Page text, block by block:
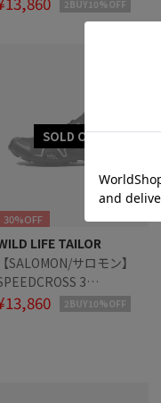
2BUY10%OFF
30%OFF
LIFE TAILOR
【SALOMON/サロモン】
3
2BUY10%OFF